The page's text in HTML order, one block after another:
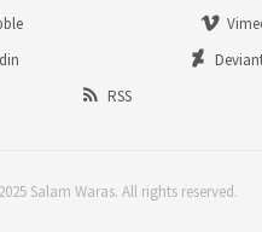
RSS
Salam Waras. All rights reserved.